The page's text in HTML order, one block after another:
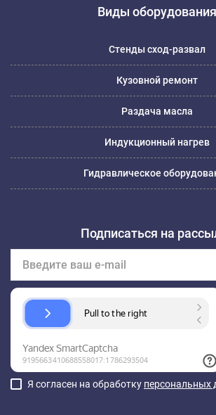
Виды оборудования
Стенды сход-развал
Кузовной ремонт
Раздача масла
Индукционный нагрев
Гидравлическое
Подписаться на
Я согласен на обработку персональных